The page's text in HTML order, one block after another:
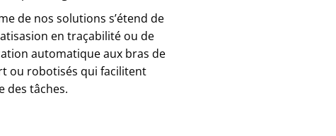
de nos solutions s’étend de
en traçabilité ou de
automatique aux bras de
ou robotisés qui facilitent
des tâches.